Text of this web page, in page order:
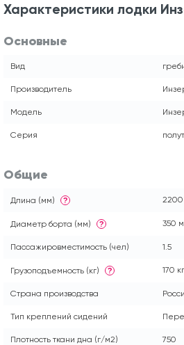
Характеристики лодки
Основные
Вид
Производитель
Модель
Серия
Общие
Длина (мм) ?
Диаметр борта (мм) ? 350
Пассажировместимость (чел) 1.5
Грузоподъемность (кг) ? 170 кг
Страна производства
Тип креплений сидений
Плотность ткани дна (г/м2) 750